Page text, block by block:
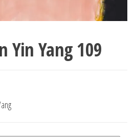
Yin Yang 109